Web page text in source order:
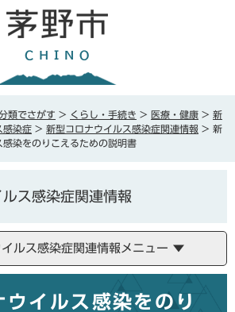
類でさがす > くらし・手続き > 医療・健康 > 新
感染症 > 新型コロナウイルス感染症関連情報 > 新
感染をのりこえるための説明書
ス感染症関連情報
ルス感染症関連情報メニュー
ウイルス感染をのり